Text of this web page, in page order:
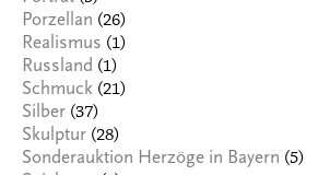
Porzellan (26)
Realismus (1)
Russland (1)
Schmuck (21)
Silber (37)
Skulptur (28)
Sonderauktion Herzöge in Bayern (5)